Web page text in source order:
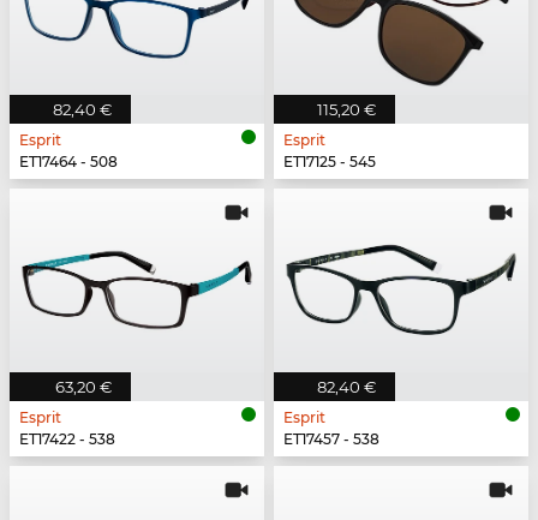
82,40 €
Esprit
ET17464 - 508
115,20 €
Esprit
ET17125 - 545
63,20 €
Esprit
ET17422 - 538
82,40 €
Esprit
ET17457 - 538